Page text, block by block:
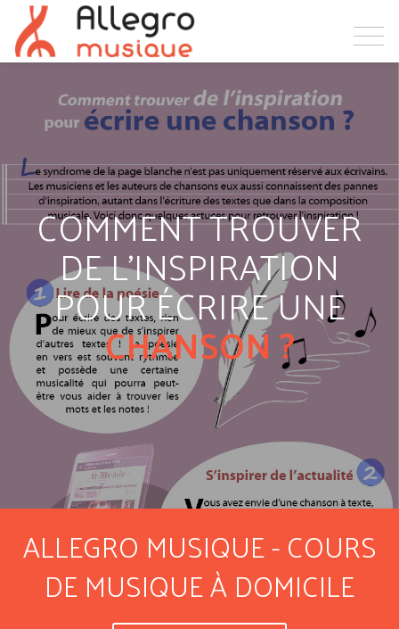
COMMENT TROUVER
DE L’INSPIRATION
POUR ÉCRIRE UNE
CHANSON ?
ALLEGRO MUSIQUE - COURS
DE MUSIQUE À DOMICILE